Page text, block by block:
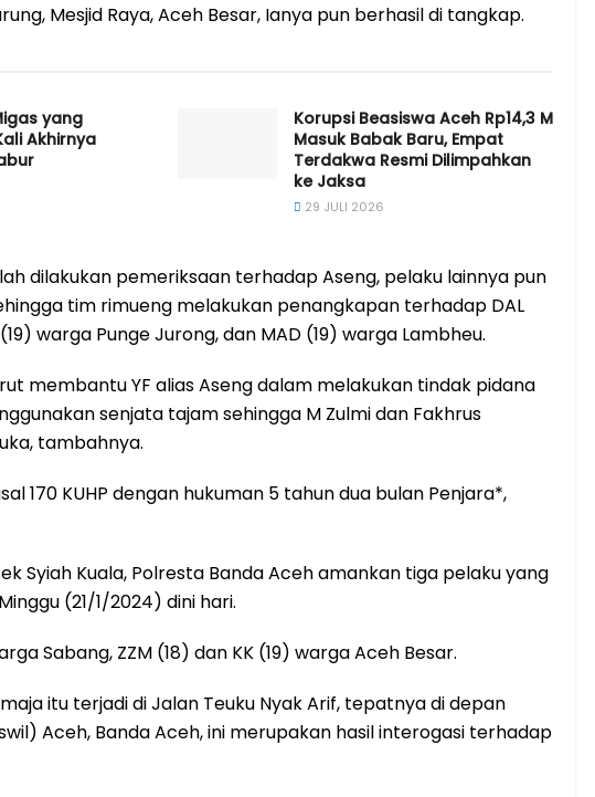
Mesjid Raya, Aceh Besar, Ianya pun berhasil di tangkap.
yang
Akhirnya
Korupsi Beasiswa Aceh Rp14,3 M
Masuk Babak Baru, Empat
Terdakwa Resmi Dilimpahkan
ke Jaksa
29 JULI 2026
dilakukan pemeriksaan terhadap Aseng, pelaku lainnya pun
tim rimueng melakukan penangkapan terhadap DAL
warga Punge Jurong, dan MAD (19) warga Lambheu.
membantu YF alias Aseng dalam melakukan tindak pidana
senjata tajam sehingga M Zulmi dan Fakhrus
tambahnya.
170 KUHP dengan hukuman 5 tahun dua bulan Penjara*,
Syiah Kuala, Polresta Banda Aceh amankan tiga pelaku yang
(21/1/2024) dini hari.
Sabang, ZZM (18) dan KK (19) warga Aceh Besar.
itu terjadi di Jalan Teuku Nyak Arif, tepatnya di depan
Aceh, Banda Aceh, ini merupakan hasil interogasi terhadap